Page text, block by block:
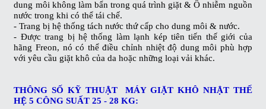
dung môi không làm bẩn trong quá trình giặt & Ô nhiễm nguồn
nước trong khi có thể tái chế.
- Trang bị hệ thống tách nước thứ cấp cho dung môi & nước.
- Được trang bị hệ thống làm lạnh kép tiên tiến thế giới của
hãng Freon, nó có thể điều chỉnh nhiệt độ dung môi phù hợp
với yêu cầu giặt khô của da hoặc những loại vải khác.
THÔNG SỐ KỸ THUẬT MÁY GIẶT KHÔ NHẬT THẾ
HỆ 5 CÔNG SUẤT 25 - 28 KG: